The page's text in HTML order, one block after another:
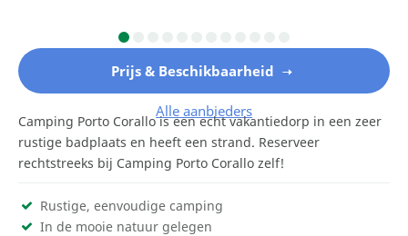
Prijs & Beschikbaarheid
Alle aanbieders
Camping Porto Corallo is een echt vakantiedorp in een zeer
rustige badplaats en heeft een strand. Reserveer
rechtstreeks bij Camping Porto Corallo zelf!
Rustige, eenvoudige camping
In de mooie natuur gelegen